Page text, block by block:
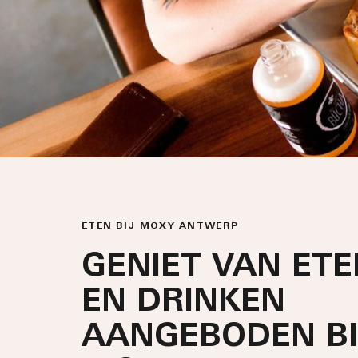
ETEN BIJ MOXY ANTWERP
GENIET VAN
EN DRINKEN
AANGEBODEN